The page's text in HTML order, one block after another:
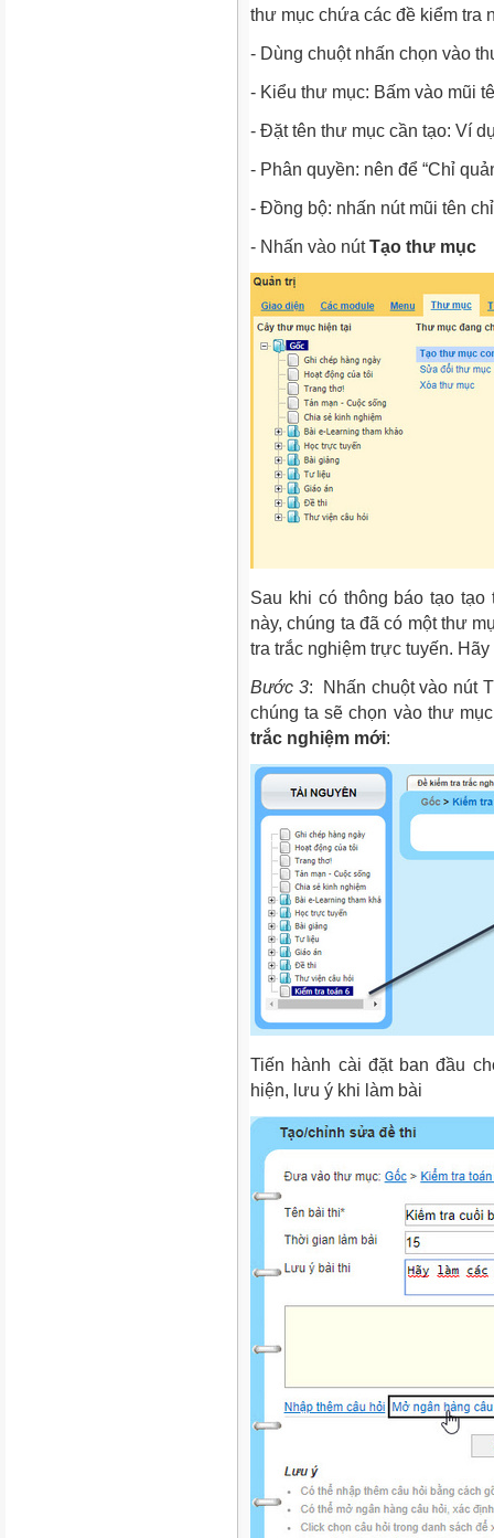
thư mục chứa các đề kiểm tra
- Dùng chuột nhấn chọn vào
- Kiểu thư mục: Bấm vào mũi
- Đặt tên thư mục cần tạo: Ví
- Phân quyền: nên để “Chỉ
- Đồng bộ: nhấn nút mũi tên
- Nhấn vào nútTạo thư mục
Sau khi có thông báo tạo
này, chúng ta đã có một thư
tra trắc nghiệm trực tuyến.
Bước 3: Nhấn chuột vào nút
chúng ta sẽ chọn vào thư
trắc nghiệm mới:
Tiến hành cài đặt ban đầu
hiện, lưu ý khi làm bài